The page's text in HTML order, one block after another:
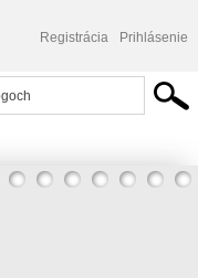
Registrácia Prihlásenie